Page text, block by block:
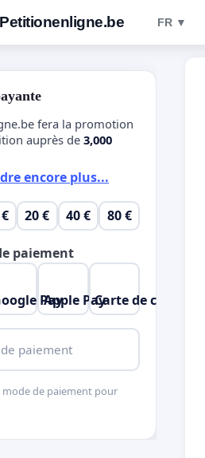
Petitionenligne.be FR ▼
fera la promotion
auprès de 3,000
encore plus...
20 € 40 € 80 €
paiement
Pay
Apple PayCarte de crédit
paiement
mode de paiement pour